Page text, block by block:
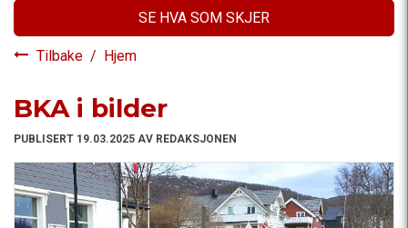
SE HVA SOM SKJER
Tilbake / Hjem
BKA i bilder
PUBLISERT 19.03.2025 AV REDAKSJONEN